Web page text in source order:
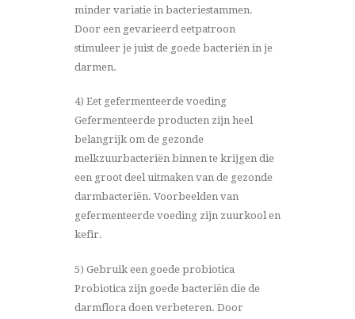
minder variatie in bacteriestammen.
Door een gevarieerd eetpatroon
stimuleer je juist de goede bacteriën in je
darmen.
4) Eet gefermenteerde voeding
Gefermenteerde producten zijn heel
belangrijk om de gezonde
melkzuurbacteriën binnen te krijgen die
een groot deel uitmaken van de gezonde
darmbacteriën. Voorbeelden van
gefermenteerde voeding zijn zuurkool en
kefir.
5) Gebruik een goede probiotica
Probiotica zijn goede bacteriën die de
darmflora doen verbeteren. Door